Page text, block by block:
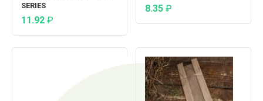
SERIES
11.92 ₽
8.35 ₽